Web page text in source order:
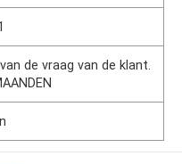
de vraag van de klant.